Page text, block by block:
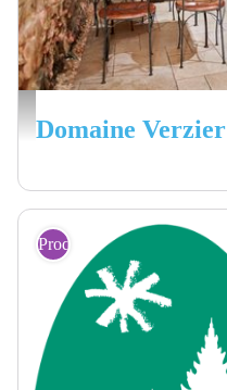
Domaine Verzier
Producteurs